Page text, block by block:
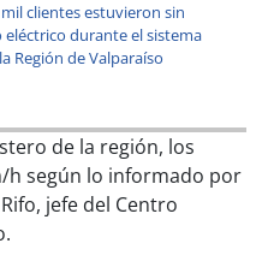
clientes estuvieron sin
durante el sistema
Región de Valparaíso
de la región, los
h según lo informado por
jefe del Centro